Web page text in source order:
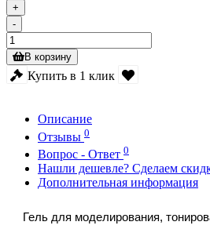
+
-
В корзину
Купить в 1 клик
Описание
Отзывы 0
Вопрос - Ответ 0
Нашли дешевле? Сделаем
Дополнительная информация
Гель для моделирования,